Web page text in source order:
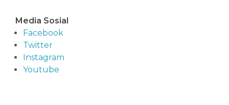
Media Sosial
Facebook
Twitter
Instagram
Youtube